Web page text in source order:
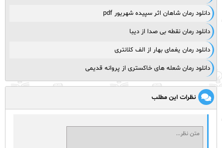
دانلود رمان شاهان اثر سپیده شهریور pdf
دانلود رمان نقطه بی صدا از دیبا
دانلود رمان یغمای بهار از الف کلانتری
دانلود رمان شعله های خاکستری از پروانه قدیمی
نظرات این مطلب